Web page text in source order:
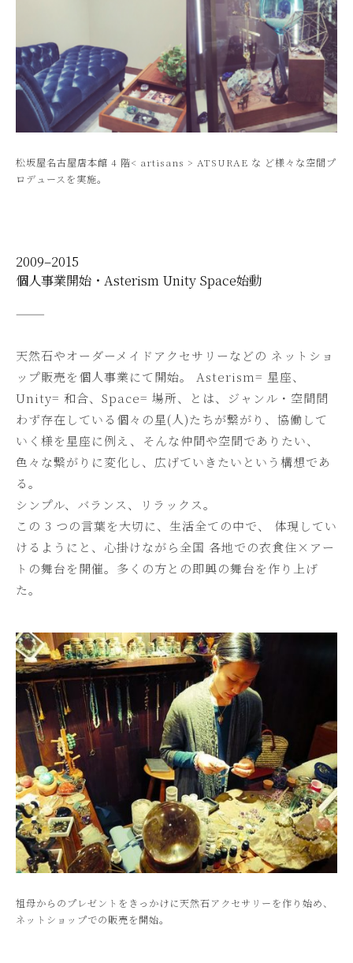
松坂屋名古屋店本館 4 階< artisans > ATSURAE な ど様々な空間プ
ロデュースを実施。
2009–2015
個人事業開始・Asterism Unity Space始動
———
天然石やオーダーメイドアクセサリーなどの ネットショ
ップ販売を個人事業にて開始。 Asterism= 星座、
Unity= 和合、Space= 場所、とは、ジャンル・空間問
わず存在している個々の星(人)たちが繋がり、協働して
いく様を星座に例え、そんな仲間や空間でありたい、
色々な繋がりに変化し、広げていきたいという構想であ
る。
シンプル、バランス、リラックス。
この 3 つの言葉を大切に、生活全ての中で、 体現してい
けるようにと、心掛けながら全国 各地での衣食住×アー
トの舞台を開催。多くの方との即興の舞台を作り上げ
た。
祖母からのプレゼントをきっかけに天然石アクセサリーを作り始め、
ネットショップでの販売を開始。